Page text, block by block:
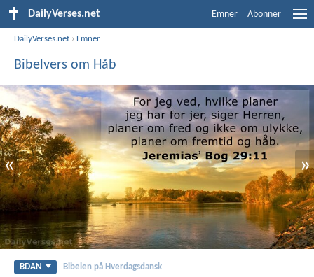
DailyVerses.net Emner Abonner
DailyVerses.net › Emner
Bibelvers om Håb
« »
BDAN Bibelen på Hverdagsdansk